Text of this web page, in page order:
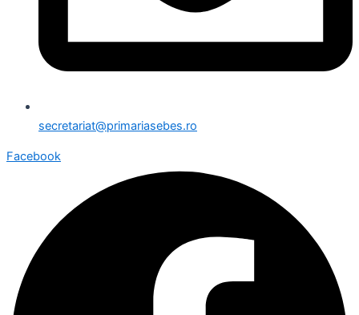
secretariat@primariasebes.ro
Facebook